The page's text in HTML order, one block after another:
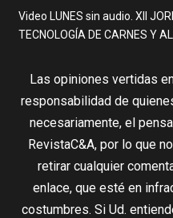
Video LUNES sin audio. XII
TECNOLOGÍA DE CARNES Y
Las opiniones vertidas
responsabilidad de
necesariamente, el
RevistaC&A, por lo que
retirar cualquier
enlace, que esté en
costumbres. Si Ud.